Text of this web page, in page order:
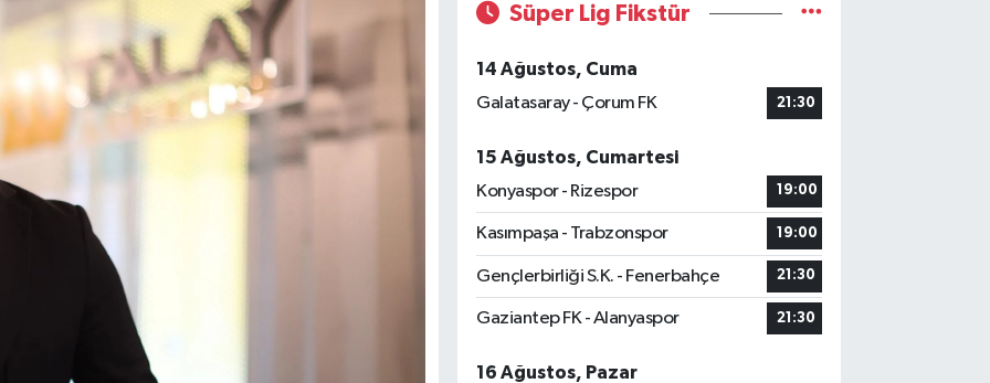
Süper Lig Fikstür
14 Ağustos, Cuma
Galatasaray - Çorum FK
21:30
15 Ağustos, Cumartesi
Konyaspor - Rizespor
19:00
Kasımpaşa - Trabzonspor 19:00
Gençlerbirliği S.K. - Fenerbahçe 21:30
Gaziantep FK - Alanyaspor 21:30
16 Ağustos, Pazar